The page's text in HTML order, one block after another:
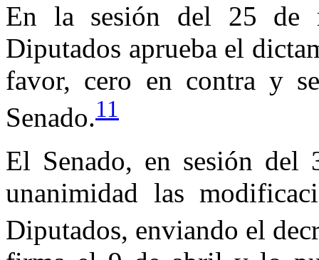
En la sesión del 25 de
Diputados aprueba el
favor, cero en contra y
Senado.11
El Senado, en sesión
unanimidad las
Diputados, enviando el